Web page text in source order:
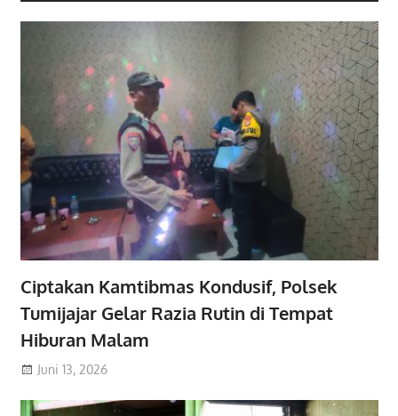
Ciptakan Kamtibmas Kondusif, Polsek
Tumijajar Gelar Razia Rutin di Tempat
Hiburan Malam
Juni 13, 2026